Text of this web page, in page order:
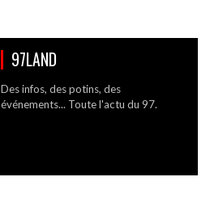
97LAND
Des infos, des potins, des
événements... Toute l'actu du 97.